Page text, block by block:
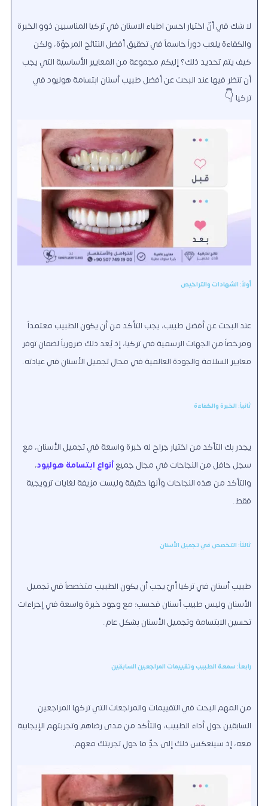
لا شك في أنّ اختيار احسن اطباء الاسنان في تركيا المناسبين ذوو الخبرة
والكفاءة يلعب دوراً حاسماً في تحقيق أفضل النتائج المرجوّة، ولكن
كيف يتم تحديد ذلك؟ إليكم مجموعة من المعايير الأساسية التي يجب
أن تنظر فيها عند البحث عن أفضل طبيب أسنان ابتسامة هوليود في
تركيا 👇
أولاً: الشهادات والتراخيص
عند البحث عن أفضل طبيب، يجب التأكد من أن يكون الطبيب معتمداً
ومرخصاً من الجهات الرسمية في تركيا، إذ يُعد ذلك ضرورياً لضمان توفر
معايير السلامة والجودة العالمية في مجال تجميل الأسنان في عيادته.
ثانياً: الخبرة والكفاءة
يجدر بك التأكد من اختيار جراح له خبرة واسعة في تجميل الأسنان، مع
سجل حافل من النجاحات في مجال جميعأنواع ابتسامة هوليود،
والتأكد من هذه النجاحات وأنها حقيقة وليست مزيفة لغايات ترويجية
فقط.
ثالثاً: التخصص في تجميل الأسنان
طبيب أسنان في تركيا أيّ يجب أن يكون الطبيب متخصصاً في تجميل
الأسنان وليس طبيب أسنان فحسب؛ مع وجود خبرة واسعة في إجراءات
تحسين الابتسامة وتجميل الأسنان بشكل عام.
رابعاً: سمعة الطبيب وتقييمات المراجعين السابقين
من المهم البحث في التقييمات والمراجعات التي تركها المراجعين
السابقين حول أداء الطبيب، والتأكد من مدى رضاهم وتجربتهم الإيجابية
معه، إذ سينعكس ذلك إلى حدٍّ ما حول تجربتك معهم.